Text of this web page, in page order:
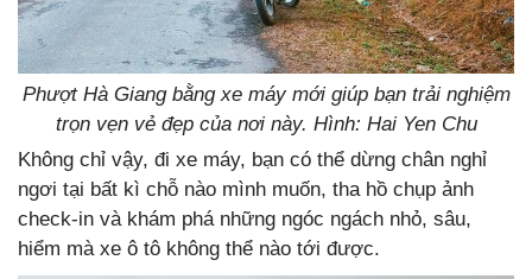
Phượt Hà Giang bằng xe máy mới giúp bạn trải nghiệm
trọn vẹn vẻ đẹp của nơi này. Hình: Hai Yen Chu
Không chỉ vậy, đi xe máy, bạn có thể dừng chân nghỉ
ngơi tại bất kì chỗ nào mình muốn, tha hồ chụp ảnh
check-in và khám phá những ngóc ngách nhỏ, sâu,
hiểm mà xe ô tô không thể nào tới được.